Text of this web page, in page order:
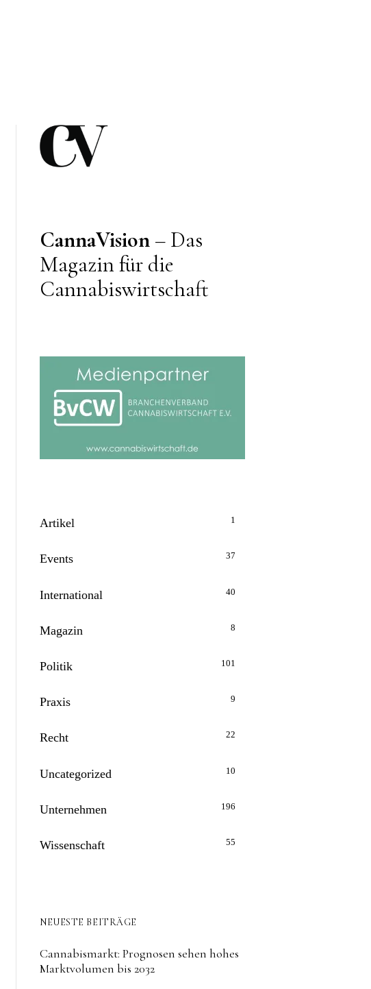
CannaVision – Das
Magazin für die
Cannabiswirtschaft
Artikel 1
Events 37
International 40
Magazin 8
Politik 101
Praxis 9
Recht 22
Uncategorized 10
Unternehmen 196
Wissenschaft 55
NEUESTE BEITRÄGE
Cannabismarkt: Prognosen sehen hohes
Marktvolumen bis 2032